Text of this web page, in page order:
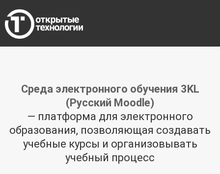
Среда электронного обучения 3KL
(Русский Moodle)
— платформа для электронного
образования, позволяющая создавать
учебные курсы и организовывать
учебный процесс